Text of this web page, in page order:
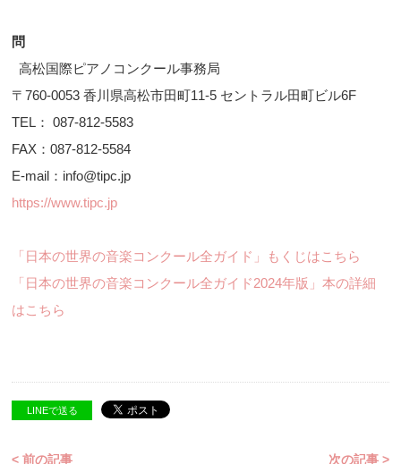
問
高松国際ピアノコンクール事務局
〒760-0053 香川県高松市田町11-5 セントラル田町ビル6F
TEL： 087-812-5583
FAX：087-812-5584
E-mail：info@tipc.jp
https://www.tipc.jp
「日本の世界の音楽コンクール全ガイド」もくじはこちら
「日本の世界の音楽コンクール全ガイド2024年版」本の詳細
はこちら
LINEで送る
< 前の記事 次の記事 >